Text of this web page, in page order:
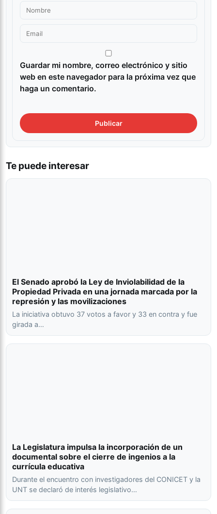
Guardar mi nombre, correo electrónico y sitio
web en este navegador para la próxima vez que
haga un comentario.
Te puede interesar
El Senado aprobó la Ley de Inviolabilidad de la
Propiedad Privada en una jornada marcada por la
represión y las movilizaciones
La iniciativa obtuvo 37 votos a favor y 33 en contra y fue
girada a…
La Legislatura impulsa la incorporación de un
documental sobre el cierre de ingenios a la
currícula educativa
Durante el encuentro con investigadores del CONICET y la
UNT se declaró de interés legislativo…